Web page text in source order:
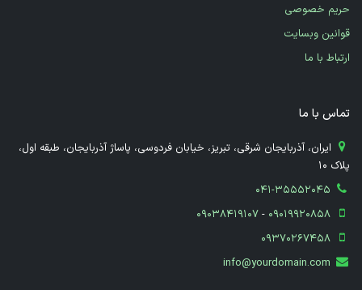
حریم خصوصی
قوانین وبسایت
ارتباط با ما
تماس با ما
​ ایران، آذربایجان شرقی، تبریز، خیابان فردوسی، پاساژ آذربایجان، طبقه اول،
پلاک 10
041-35552045
09038419107-09019920858
09370267458
info@yourdomain.com